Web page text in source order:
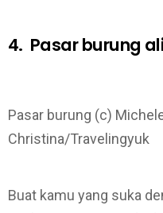
4. Pasar burung
Pasar burung (c)
Christina/Travelingyuk
Buat kamu yang suka